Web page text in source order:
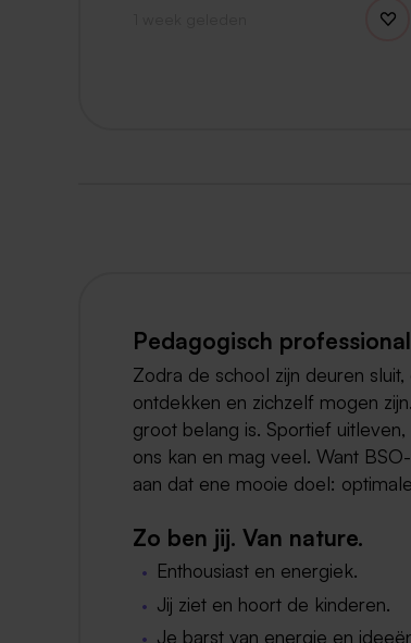
Pedagogisch
Zodra de school zijn deuren
ontdekken en zichzelf mogen
groot belang is. Sportief
ons kan en mag veel. Want
aan dat ene mooie doel:
Zo ben jij. Van nature.
Enthousiast en energiek.
Jij ziet en hoort de kinderen.
Je barst van energie en